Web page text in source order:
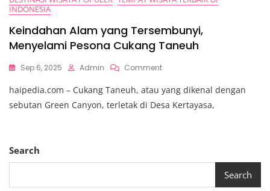
INDONESIA
Keindahan Alam yang Tersembunyi,
Menyelami Pesona Cukang Taneuh
Sep 6, 2025 Admin CommentOn
Alam
Yang
Tersembunyi,
haipedia.com – Cukang Taneuh, atau yang dikenal dengan
sebutan Green Canyon, terletak di Desa Kertayasa,
Search
Search